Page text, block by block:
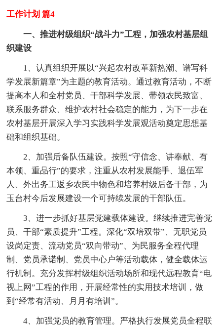
工作计划 篇4
一、推进村级组织“战斗力”工程，加强农村基层组
织建设
1、认真组织开展以“兴起农村改革新热潮、谱写科
学发展新篇章”为主题的教育活动。通过教育活动，不断
提高本人和全村党员、干部科学发展、带领农民致富、
联系服务群众、维护农村社会稳定的能力，为下一步在
农村基层开展深入学习实践科学发展观活动奠定思想基
础和组织基础。
2、加强后备队伍建设。按照“守信念、讲奉献、有
本领、重品行”的要求，注重从农村发展能手、退伍军
人、外出务工返乡农民中物色和培养村级后备干部，为
玉台村今后发展建设一个可持续发展的干部队伍。
3、进一步抓好基层党建载体建设。继续推进完善党
员、干部“素质提升”工程。深化“双培双带”、无职党员
设岗定责、流动党员“双向带动”、为民服务全程代理
制、党员承诺制、党员中心户等活动载体，健全载体运
行机制。充分发挥村级组织活动场所和现代远程教育“电
视上网”工程的作用，开展经常性的实用技术培训，做
到“经常有活动、月月有培训”。
4、加强党员的教育管理。严格执行发展党员全程联